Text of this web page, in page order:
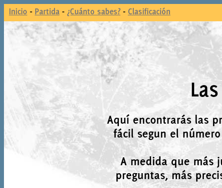
Inicio - Partida - ¿Cuánto sabes? - Clasificación
Aquí encontrarás las
fácil segun el
A medida que más
preguntas, más